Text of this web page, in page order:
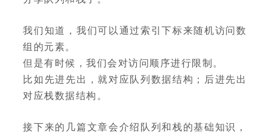
我们知道，我们可以通过索引下标来随机访问数
组的元素。
但是有时候，我们会对访问顺序进行限制。
比如先进先出，就对应队列数据结构；后进先出
对应栈数据结构。
接下来的几篇文章会介绍队列和栈的基础知识，